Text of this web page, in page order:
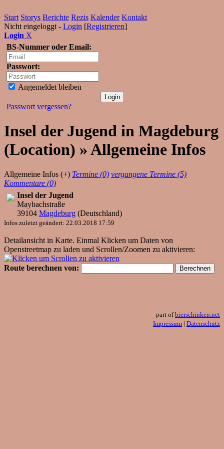
Start Storys Berichte Rezis Kalender Kontakt
Nicht eingeloggt - Login [Registrieren]
Login X
BS-Nummer oder Email:
Passwort:
Angemeldet bleiben
Passwort vergessen?
Insel der Jugend in Magdeburg
(Location) » Allgemeine Infos
Allgemeine Infos (+) Termine (0) vergangene Termine (5)
Kommentare (0)
Insel der Jugend
Maybachstraße
39104 Magdeburg (Deutschland)
Infos zuletzt geändert: 22.03.2018 17:59
Detailansicht in Karte. Einmal Klicken um Daten von
Openstreetmap zu laden und Scrollen/Zoomen zu aktivieren:
Route berechnen von:
part ofbierschinken.net
Impressum | Datenschutz